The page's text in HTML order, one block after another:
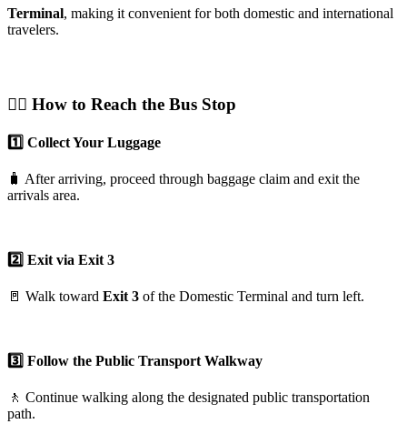
Terminal, making it convenient for both domestic and international
travelers.
🚶‍♂️ How to Reach the Bus Stop
1️⃣ Collect Your Luggage
🧳 After arriving, proceed through baggage claim and exit the
arrivals area.
2️⃣ Exit via Exit 3
🚪 Walk toward Exit 3 of the Domestic Terminal and turn left.
3️⃣ Follow the Public Transport Walkway
🚶 Continue walking along the designated public transportation
path.